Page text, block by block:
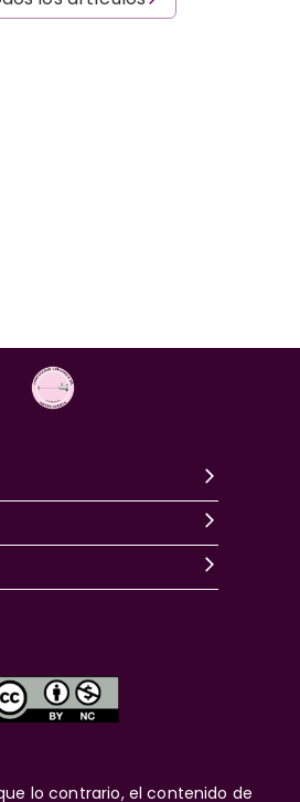
lo contrario, el contenido de